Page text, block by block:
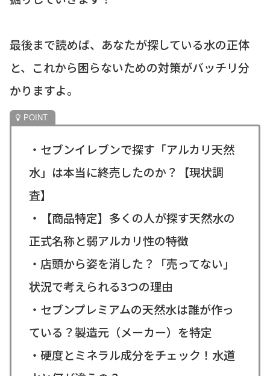
最後まで読めば、あなたが探している水の正体
と、これから困らないための対策がバッチリ分
かりますよ。
・セブンイレブンで探す「アルカリ天然
水」は本当に終売したのか？【現状調
査】
・【商品特定】多くの人が探す天然水の
正式名称と弱アルカリ性の特徴
・店頭から姿を消した？「売ってない」
状況で考えられる3つの理由
・セブンプレミアムの天然水は誰が作っ
ている？製造元（メーカー）を特定
・硬度とミネラル成分をチェック！水道